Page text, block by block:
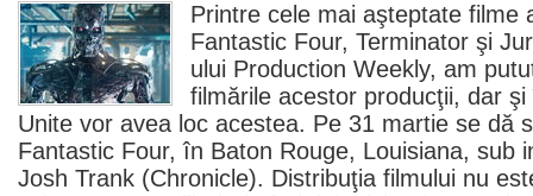
Printre cele mai aşteptate filme
Fantastic Four, Terminator şi
ului Production Weekly, am
filmările acestor producţii, dar
Unite vor avea loc acestea. Pe 31 martie se dă
Fantastic Four, în Baton Rouge, Louisiana, sub
Josh Trank (Chronicle). Distribuţia filmului nu